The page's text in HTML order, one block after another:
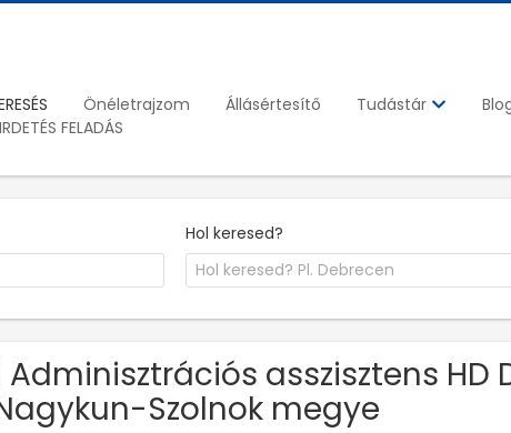
Önéletrajzom Állásértesítő Tudástár
FELADÁS
Hol keresed?
Adminisztrációs asszisztens HD
Szolnok megye